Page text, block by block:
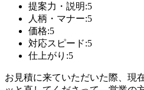
提案力・説明:5
人柄・マナー:5
価格:5
対応スピード:5
仕上がり:5
お見積に来ていただいた際、現